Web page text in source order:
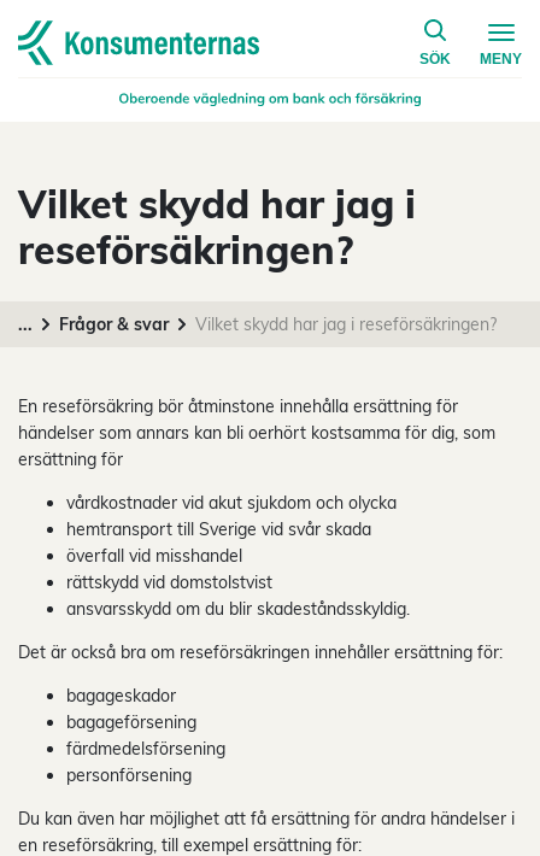
Navigera till startsidan
SÖK
på
MENY
Vilket skydd har jag i
reseförsäkringen?
... Frågor & svar Vilket skydd har jag i reseförsäkringen?
En reseförsäkring bör åtminstone innehålla ersättning för
händelser som annars kan bli oerhört kostsamma för dig, som
ersättning för
vårdkostnader vid akut sjukdom och olycka
hemtransport till Sverige vid svår skada
överfall vid misshandel
rättskydd vid domstolstvist
ansvarsskydd om du blir skadeståndsskyldig.
Det är också bra om reseförsäkringen innehåller ersättning för:
bagageskador
bagageförsening
färdmedelsförsening
personförsening
Du kan även har möjlighet att få ersättning för andra händelser i
en reseförsäkring, till exempel ersättning för: